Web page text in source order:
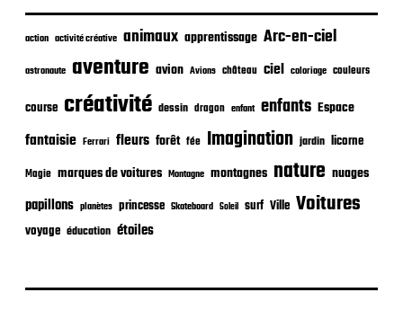
l
i
a
i
n
action activité créative animaux apprentissage Arc-en-ciel
astronaute aventure avion Avions château ciel coloriage couleurs
course créativité dessin dragon enfant enfants Espace
fantaisie Ferrari fleurs forêt fée Imagination jardin licorne
Magie marques de voitures Montagne montagnes nature nuages
papillons planètes princesse Skateboard Soleil surf Ville Voitures
voyage éducation étoiles